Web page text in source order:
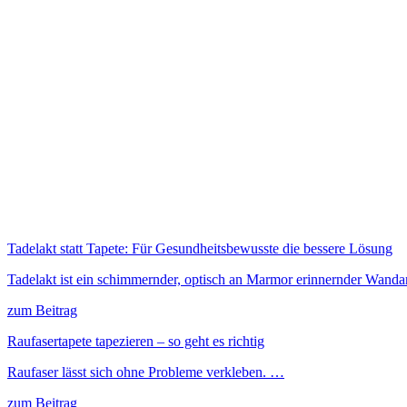
Tadelakt statt Tapete: Für Gesundheitsbewusste die bessere Lösung
Tadelakt ist ein schimmernder, optisch an Marmor erinnernder
zum Beitrag
Raufasertapete tapezieren – so geht es richtig
Raufaser lässt sich ohne Probleme verkleben. …
zum Beitrag